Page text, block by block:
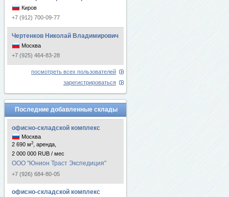
Киров
+7 (912) 700-09-77
Чертенков Николай Владимирович
Москва
+7 (925) 464-83-28
посмотреть всех пользователей
зарегистрироваться
Последние добавленные склады
офисно-складской комплекс
Москва
2 690 м2
, аренда,
2 000 000 RUB / мес
ООО "Юнион Траст Экспедиция"
+7 (926) 684-80-05
офисно-складской комплекс